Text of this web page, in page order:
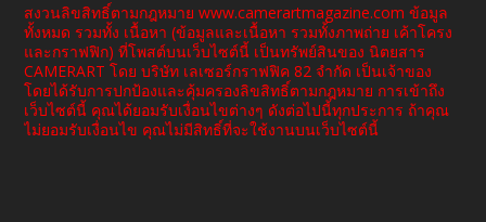
สงวนลิขสิทธิ์ตามกฎหมาย www.camerartmagazine.com ข้อมูล
ทั้งหมด รวมทั้ง เนื้อหา (ข้อมูลและเนื้อหา รวมทั้งภาพถ่าย เค้าโครง
และกราฟฟิก) ที่โพสต์บนเว็บไซต์นี้ เป็นทรัพย์สินของ นิตยสาร
CAMERART โดย บริษัท เลเซอร์กราฟฟิค 82 จำกัด เป็นเจ้าของ
โดยได้รับการปกป้องและคุ้มครองลิขสิทธิ์ตามกฎหมาย การเข้าถึง
เว็บไซต์นี้ คุณได้ยอมรับเงื่อนไขต่างๆ ดังต่อไปนี้ทุกประการ ถ้าคุณ
ไม่ยอมรับเงื่อนไข คุณไม่มีสิทธิ์ที่จะใช้งานบนเว็บไซต์นี้